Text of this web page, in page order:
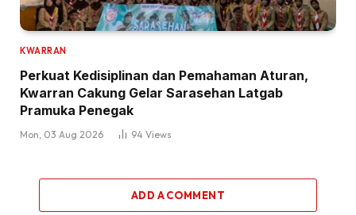
KWARRAN
Perkuat Kedisiplinan dan Pemahaman Aturan,
Kwarran Cakung Gelar Sarasehan Latgab
Pramuka Penegak
Mon, 03 Aug 2026 94 Views
ADD A COMMENT